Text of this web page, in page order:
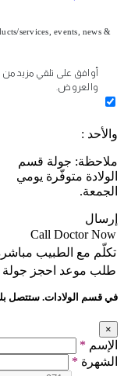
services, events, news &
أوافق على تلقي مزيد من
والعروض.
والأحد :
ملاحظة: جولة قسم
الولادة متوفّرة يومي
الجمعة.
إرسال
Call Doctor Now
تكلّم مع الطبيب
طلب موعد احجز
في قسم الولادات. ستتصل
×
الإسم *
الشهرة *